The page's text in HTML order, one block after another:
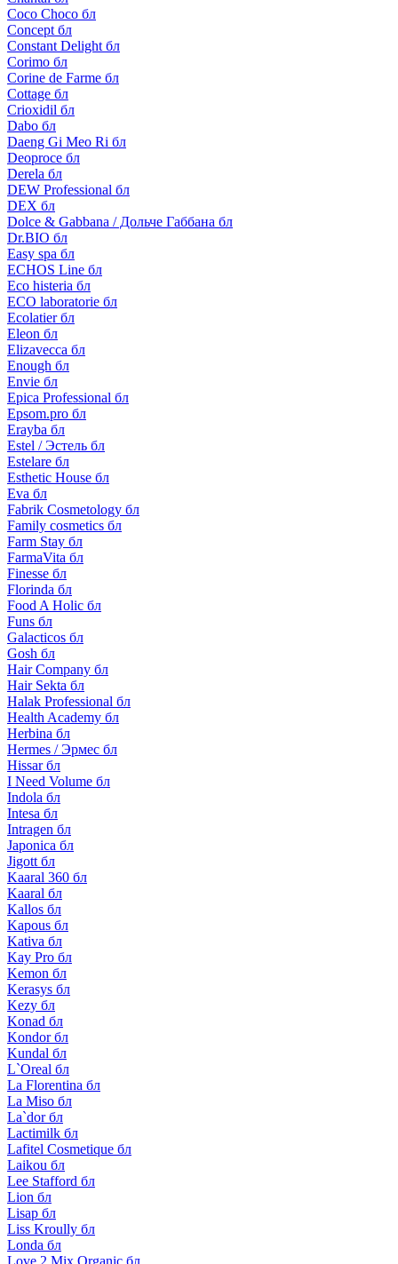
Coco Choco бл
Concept бл
Constant Delight бл
Corimo бл
Corine de Farme бл
Cottage бл
Crioxidil бл
Dabo бл
Daeng Gi Meo Ri бл
Deoproce бл
Derela бл
DEW Professional бл
DEX бл
Dolce & Gabbana / Дольче Габбана бл
Dr.BIO бл
Easy spa бл
ECHOS Line бл
Eco histeria бл
ECO laboratorie бл
Ecolatier бл
Eleon бл
Elizavecca бл
Enough бл
Envie бл
Epica Professional бл
Epsom.pro бл
Erayba бл
Estel / Эстель бл
Estelare бл
Esthetic House бл
Eva бл
Fabrik Cosmetology бл
Family cosmetics бл
Farm Stay бл
FarmaVita бл
Finesse бл
Florinda бл
Food A Holic бл
Funs бл
Galacticos бл
Gosh бл
Hair Company бл
Hair Sekta бл
Halak Professional бл
Health Academy бл
Herbina бл
Hermes / Эрмес бл
Hissar бл
I Need Volume бл
Indola бл
Intesa бл
Intragen бл
Japonica бл
Jigott бл
Kaaral 360 бл
Kaaral бл
Kallos бл
Kapous бл
Kativa бл
Kay Pro бл
Kemon бл
Kerasys бл
Kezy бл
Konad бл
Kondor бл
Kundal бл
L`Oreal бл
La Florentina бл
La Miso бл
La`dor бл
Lactimilk бл
Lafitel Cosmetique бл
Laikou бл
Lee Stafford бл
Lion бл
Lisap бл
Liss Kroully бл
Londa бл
Love 2 Mix Organic бл